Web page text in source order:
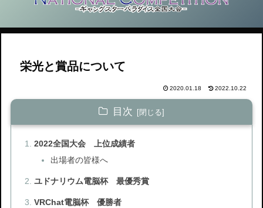
栄光と賞品について
2020.01.18 2022.10.22
目次
2022全国大会 上位成績者
出場者の皆様へ
ユドナリウム電脳杯 最優秀賞
VRChat電脳杯 優勝者